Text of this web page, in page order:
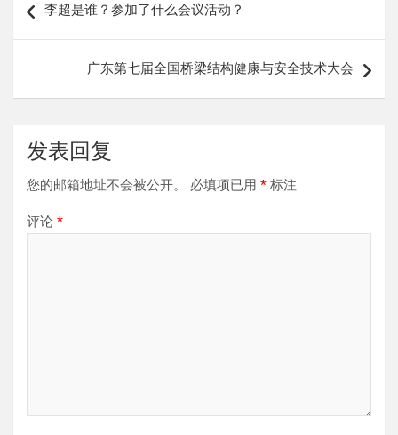
章
李超是谁？参加了什么会议活动？
广东第七届全国桥梁结构健康与安全技术大会
发表回复
您的邮箱地址不会被公开。 必填项已用 * 标注
评论 *